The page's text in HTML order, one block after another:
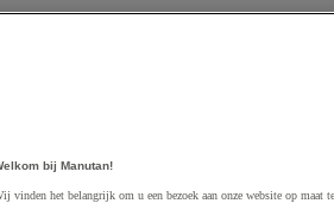
aan winkelwagen
bij Manutan!
vinden het belangrijk om u een bezoek aan onze website op maat